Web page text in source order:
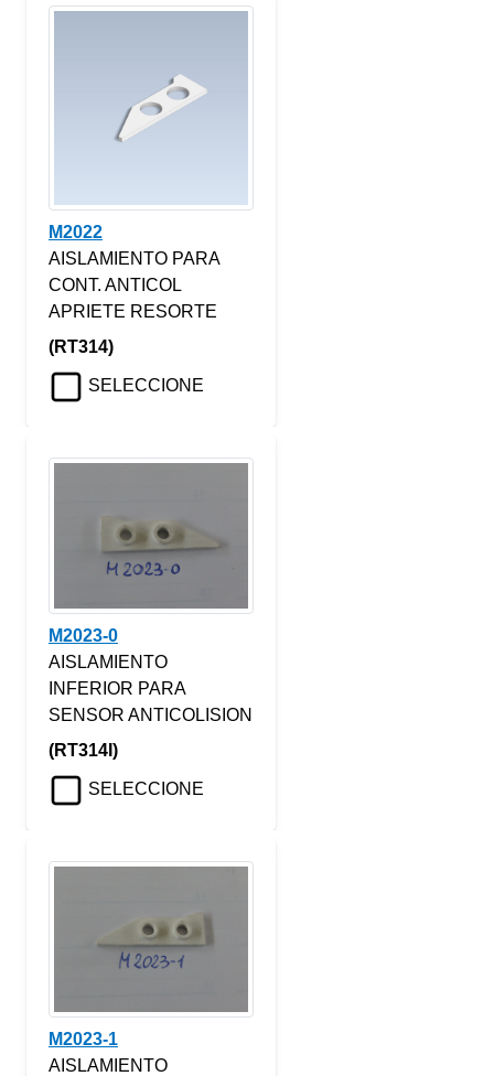
M2022
AISLAMIENTO PARA
CONT. ANTICOL
APRIETE RESORTE
(RT314)
SELECCIONE
M2023-0
AISLAMIENTO
INFERIOR PARA
SENSOR ANTICOLISION
(RT314I)
SELECCIONE
M2023-1
AISLAMIENTO